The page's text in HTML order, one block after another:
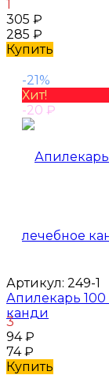
1
305 ₽
285 ₽
Купить
-21%
Хит!
-20 ₽
Артикул: 249-1
Апилекарь
канди
3
94₽
74₽
Купить